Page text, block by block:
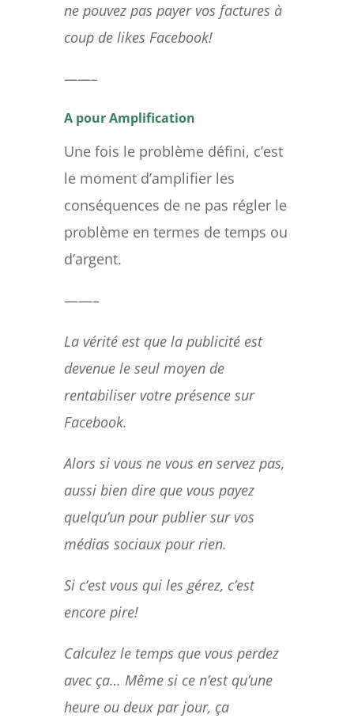
ne pouvez pas payer vos factures à
coup de likes Facebook!
——–
A pour Amplification
Une fois le problème défini, c’est
le moment d’amplifier les
conséquences de ne pas régler le
problème en termes de temps ou
d’argent.
——–
La vérité est que la publicité est
devenue le seul moyen de
rentabiliser votre présence sur
Facebook.
Alors si vous ne vous en servez pas,
aussi bien dire que vous payez
quelqu’un pour publier sur vos
médias sociaux pour rien.
Si c’est vous qui les gérez, c’est
encore pire!
Calculez le temps que vous perdez
avec ça… Même si ce n’est qu’une
heure ou deux par jour, ça